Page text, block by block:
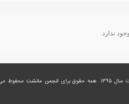
ندارد.
انجمن مانشت محفوظ